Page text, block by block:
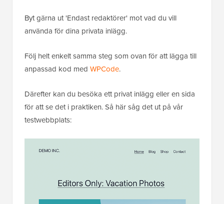
Byt gärna ut 'Endast redaktörer' mot vad du vill
använda för dina privata inlägg.
Följ helt enkelt samma steg som ovan för att lägga till
anpassad kod med WPCode.
Därefter kan du besöka ett privat inlägg eller en sida
för att se det i praktiken. Så här såg det ut på vår
testwebbplats: